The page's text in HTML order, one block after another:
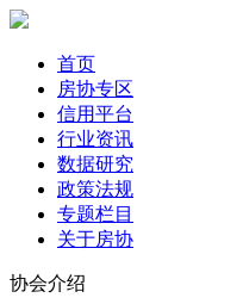
首页
房协专区
信用平台
行业资讯
数据研究
政策法规
专题栏目
关于房协
协会介绍